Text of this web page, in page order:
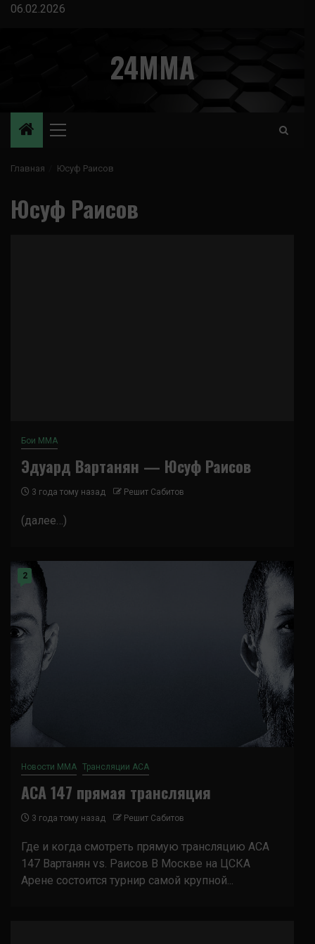
Перейти
06.02.2026
24MMA
Основное
Главная Юсуф Раисов
Юсуф Раисов
Бои ММА
Эдуард Вартанян — Юсуф Раисов
3 года тому назад Решит Сабитов
(далее…)
2
Новости ММА Трансляции ACA
ACA 147 прямая трансляция
3 года тому назад Решит Сабитов
Где и когда смотреть прямую трансляцию ACA
147 Вартанян vs. Раисов В Москве на ЦСКА
Арене состоится турнир самой крупной...